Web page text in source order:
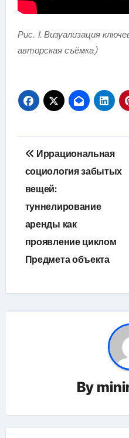
Рис. 1. Визуализация
авторская съёмка)
Навигация
по
записям
Иррациональная
социология забытых
вещей:
туннелирование
аренды как
проявление циклом
Предмета объекта
By